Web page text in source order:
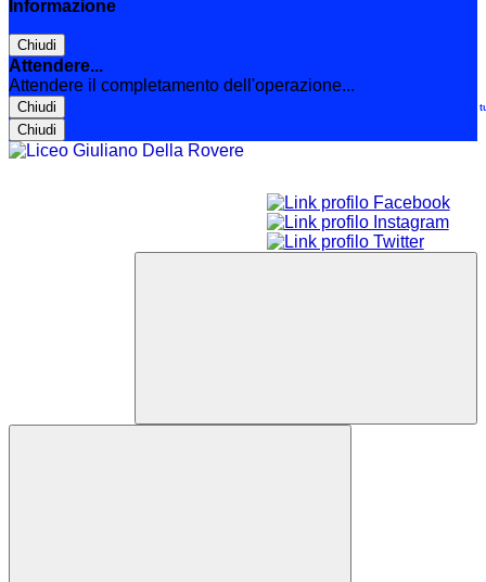
Informazione
Chiudi
Attendere...
Attendere il completamento dell'operazione...
Chiudi
Chiudi
Le